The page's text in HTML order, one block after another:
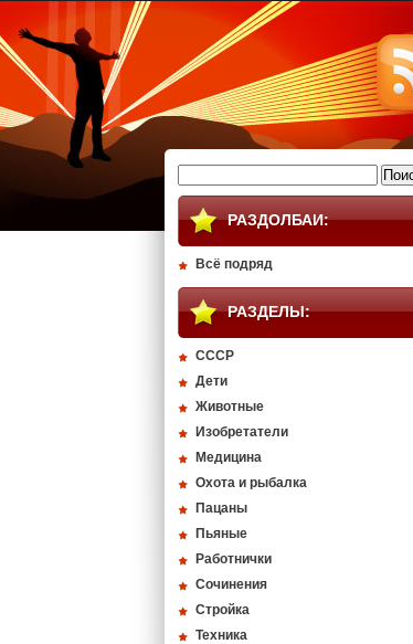
РАЗДОЛБАИ:
Всё подряд
РАЗДЕЛЫ:
СССР
Дети
Животные
Изобретатели
Медицина
Охота и рыбалка
Пацаны
Пьяные
Работнички
Сочинения
Стройка
Техника